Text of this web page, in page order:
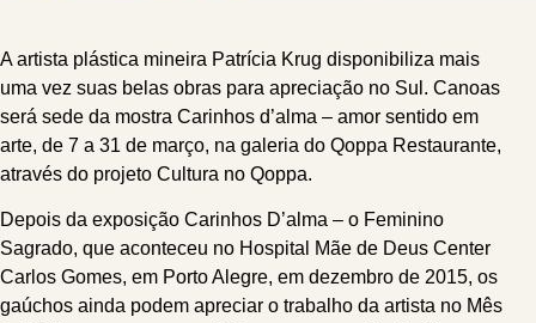
A artista plástica mineira Patrícia Krug disponibiliza mais
uma vez suas belas obras para apreciação no Sul. Canoas
será sede da mostra Carinhos d’alma – amor sentido em
arte, de 7 a 31 de março, na galeria do Qoppa Restaurante,
através do projeto Cultura no Qoppa.
Depois da exposição Carinhos D’alma – o Feminino
Sagrado, que aconteceu no Hospital Mãe de Deus Center
Carlos Gomes, em Porto Alegre, em dezembro de 2015, os
gaúchos ainda podem apreciar o trabalho da artista no Mês